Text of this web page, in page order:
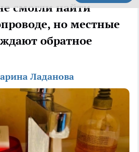
смогли найти
но местные
обратное
Ладанова